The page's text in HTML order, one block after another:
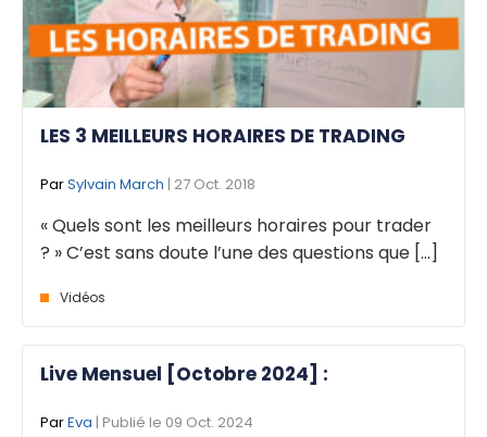
LES 3 MEILLEURS HORAIRES DE TRADING
ParSylvain March | 27 Oct. 2018
« Quels sont les meilleurs horaires pour trader
? » C’est sans doute l’une des questions que [...]
Vidéos
Live Mensuel [Octobre 2024] :
ParEva | Publié le 09 Oct. 2024